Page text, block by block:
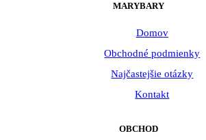
MARYBARY
Domov
Obchodné podmienky
Najčastejšie otázky
Kontakt
OBCHOD